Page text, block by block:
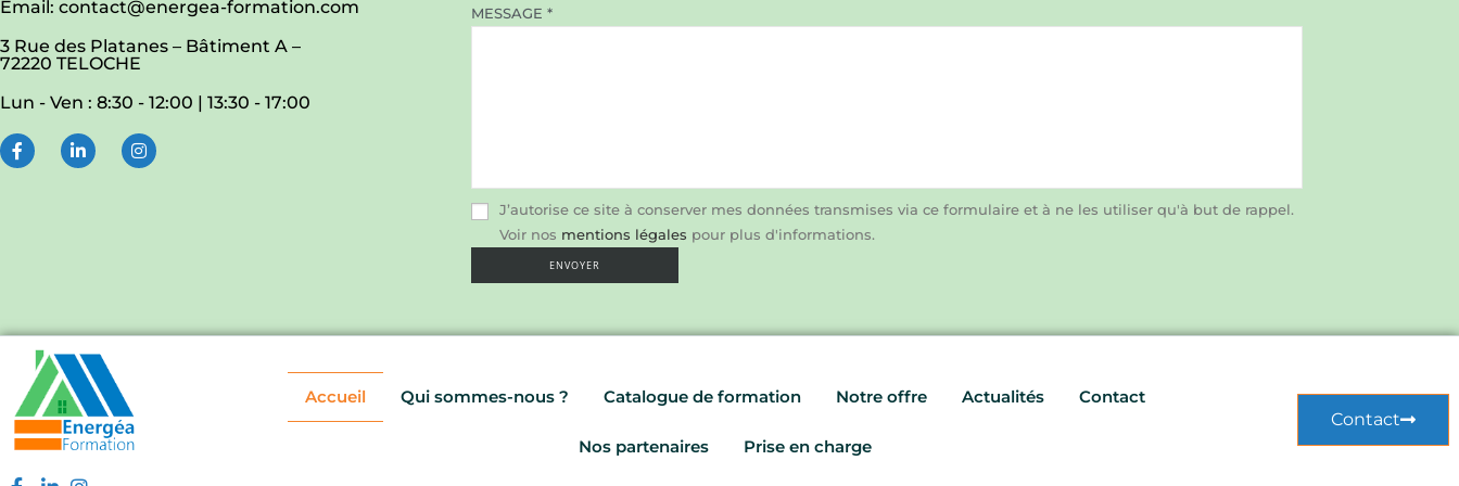
Email: contact@energea-formation.com
3 Rue des Platanes – Bâtiment A –
72220 TELOCHE
Lun - Ven : 8:30 - 12:00 | 13:30 - 17:00
MESSAGE *
Veuillez laisser ce champ vide.
J’autorise ce site à conserver mes données transmises via ce formulaire et à ne les utiliser qu'à but de rappel.
Voir nos mentions légales pour plus d'informations.
Accueil Qui sommes-nous ? Catalogue de formation Notre offre Actualités Contact
Nos partenaires Prise en charge
Contact